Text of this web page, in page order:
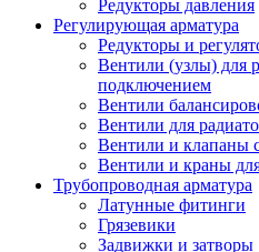
Редукторы давления
Регулирующая арматура
Редукторы и
Вентили (узлы) для
подключением
Вентили
Вентили для
Вентили и клапаны
Вентили и краны
Трубопроводная арматура
Латунные фитинги
Грязевики
Задвижки и затворы